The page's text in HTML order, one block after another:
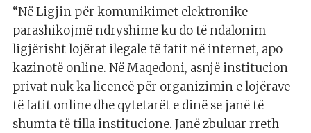
“Në Ligjin për komunikimet elektronike
parashikojmë ndryshime ku do të ndalonim
ligjërisht lojërat ilegale të fatit në internet, apo
kazinotë online. Në Maqedoni, asnjë institucion
privat nuk ka licencë për organizimin e lojërave
të fatit online dhe qytetarët e dinë se janë të
shumta të tilla institucione. Janë zbuluar rreth